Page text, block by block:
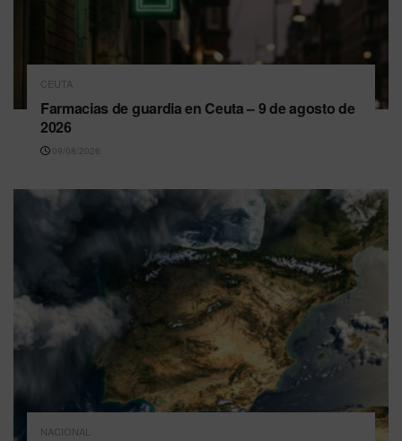
CEUTA
Farmacias de guardia en Ceuta – 9 de agosto de
2026
09/08/2026
NACIONAL